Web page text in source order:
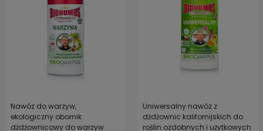
Nawóz do warzyw,
ekologiczny obornik
dżdżownicowy do warzyw
Uniwersalny nawóz z
dżdżownic kalifornijskich do
roślin ozdobnych i użytkowych